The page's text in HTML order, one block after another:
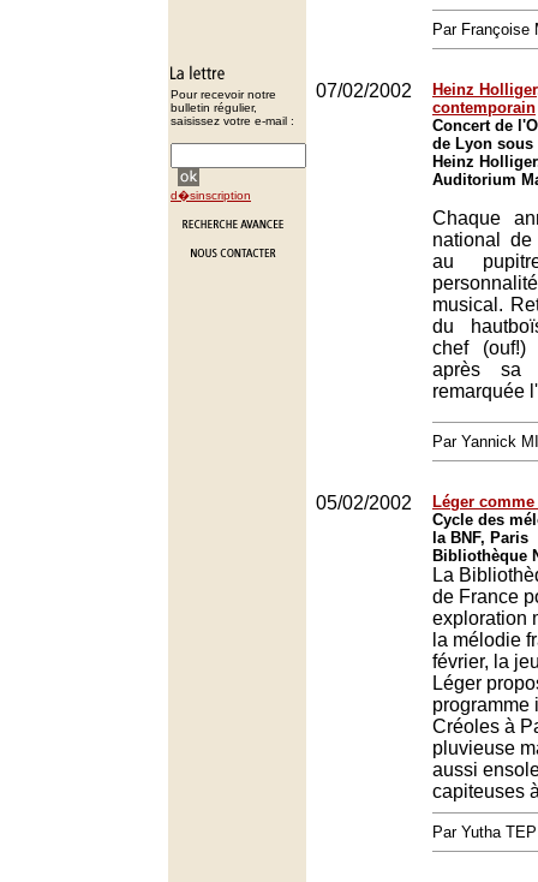
Pour recevoir notre
bulletin régulier,
saisissez votre e-mail :
d�sinscription
Par Françoise
07/02/2002
Heinz
contemporain
Concert de
de Lyon
Heinz
Auditorium
Chaque
national
au
musical.
du
chef (ouf!)
après sa
remarquée
Par Yannick
05/02/2002
Léger
Cycle des
la BNF, Paris
Bibliothèque
La
de France
exploration
la mélodie
février, la
Léger
programme
Créoles à
pluvieuse
aussi
capiteuses
Par Yutha TEP